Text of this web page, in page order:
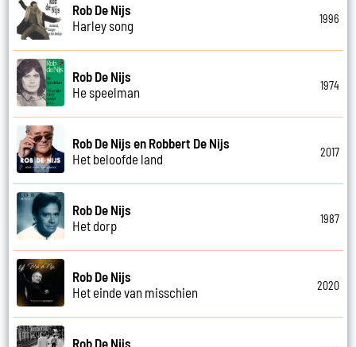
Rob De Nijs
Harley song
1996
Rob De Nijs
He speelman
1974
Rob De Nijs en Robbert De Nijs
Het beloofde land
2017
Rob De Nijs
Het dorp
1987
Rob De Nijs
Het einde van misschien
2020
Rob De Nijs